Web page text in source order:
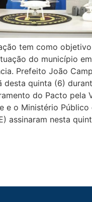
tem como
do município
Prefeito João
desta quinta (6)
do Pacto pela
e o Ministério Público
assinaram nesta